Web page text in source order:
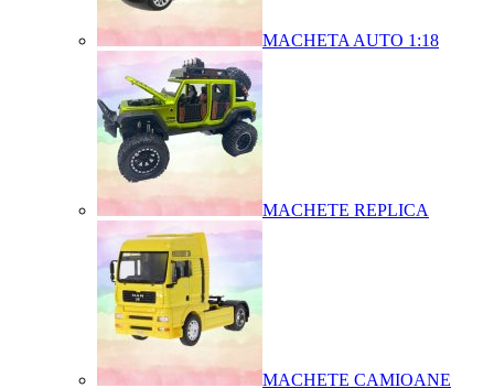
MACHETA AUTO 1:18
MACHETE REPLICA
MACHETE CAMIOANE